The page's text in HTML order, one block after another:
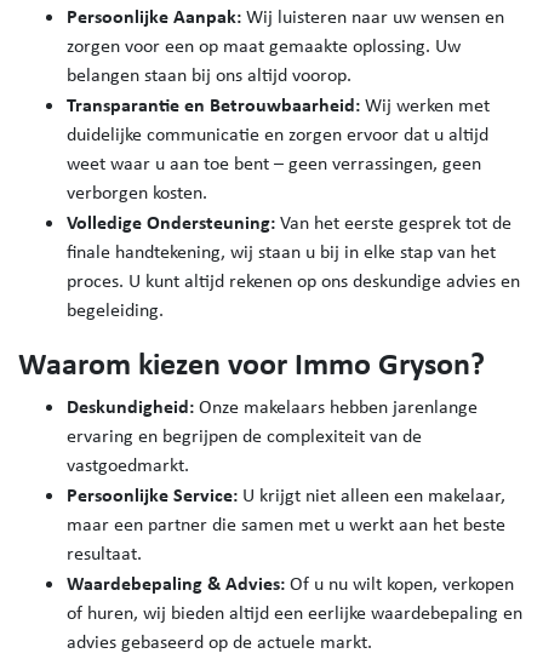
Persoonlijke Aanpak:Wij luisteren naar uw wensen en
zorgen voor een op maat gemaakte oplossing. Uw
belangen staan bij ons altijd voorop.
Transparantie en Betrouwbaarheid:Wij werken met
duidelijke communicatie en zorgen ervoor dat u altijd
weet waar u aan toe bent – geen verrassingen, geen
verborgen kosten.
Volledige Ondersteuning:Van het eerste gesprek tot de
finale handtekening, wij staan u bij in elke stap van het
proces. U kunt altijd rekenen op ons deskundige advies en
begeleiding.
Waarom kiezen voor Immo Gryson?
Deskundigheid:Onze makelaars hebben jarenlange
ervaring en begrijpen de complexiteit van de
vastgoedmarkt.
Persoonlijke Service: U krijgt niet alleen een makelaar,
maar een partner die samen met u werkt aan het beste
resultaat.
Waardebepaling & Advies:Of u nu wilt kopen, verkopen
of huren, wij bieden altijd een eerlijke waardebepaling en
advies gebaseerd op de actuele markt.